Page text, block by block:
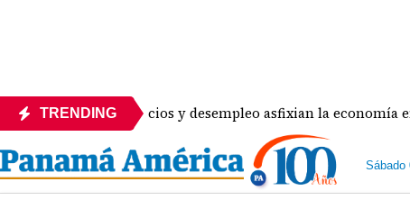
TRENDING
de comercios y desempleo asfixian la economía en
Sábado